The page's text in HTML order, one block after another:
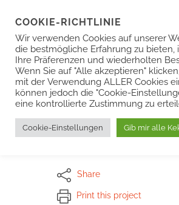
9 MYTHEN
OHR-GERÄTE
Share
Print this project
COOKIE-RICHTLINIE
Wir verwenden Cookies auf unserer
die bestmögliche Erfahrung zu bieten,
Ihre Präferenzen und wiederholten
Wenn Sie auf "Alle akzeptieren"
mit der Verwendung ALLER Cookies
können jedoch die "Cookie-
eine kontrollierte Zustimmung zu
Cookie-Einstellungen Gib mir alle